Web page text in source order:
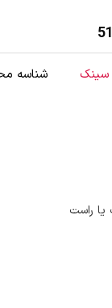
سینک شناسه
راست